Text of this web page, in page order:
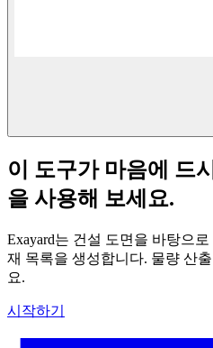
이 도구가 마음에 드
을 사용해 보세요.
Exayard는 건설 도면을 바탕으
재 목록을 생성합니다. 물량 산
요.
시작하기